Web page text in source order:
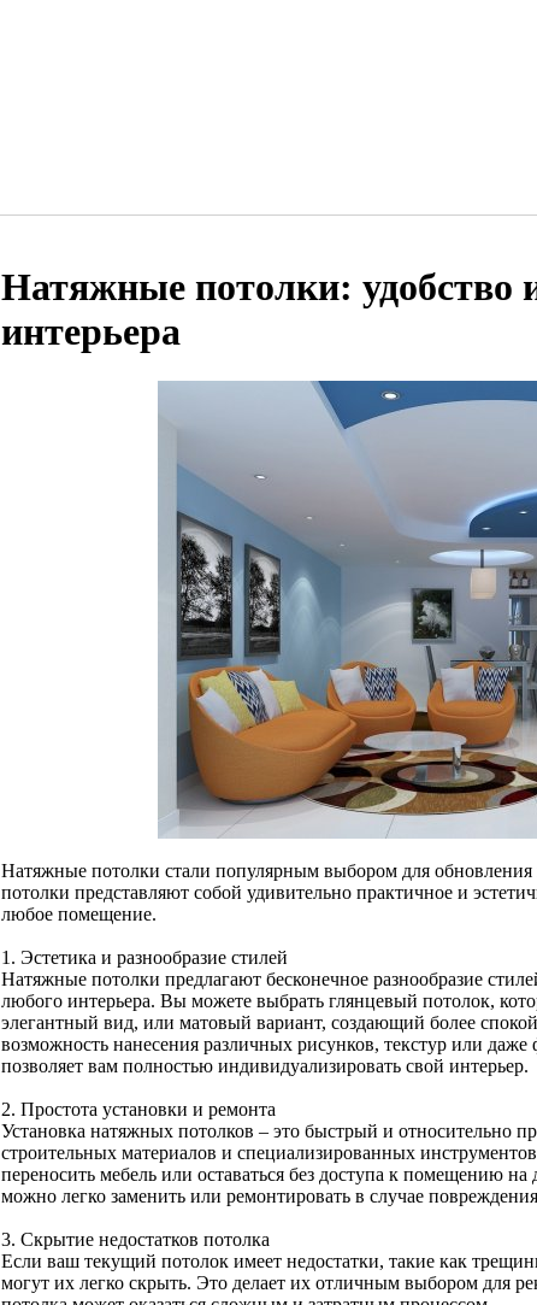
Натяжные потолки: удобство
интерьера
Натяжные потолки стали популярным выбором для обновления
потолки представляют собой удивительно практичное и
любое помещение.
1. Эстетика и разнообразие стилей
Натяжные потолки предлагают бесконечное разнообразие
любого интерьера. Вы можете выбрать глянцевый потолок,
элегантный вид, или матовый вариант, создающий более
возможность нанесения различных рисунков, текстур или
позволяет вам полностью индивидуализировать свой интерьер.
2. Простота установки и ремонта
Установка натяжных потолков – это быстрый и относительно
строительных материалов и специализированных
переносить мебель или оставаться без доступа к помещению
можно легко заменить или ремонтировать в случае
3. Скрытие недостатков потолка
Если ваш текущий потолок имеет недостатки, такие как
могут их легко скрыть. Это делает их отличным выбором для